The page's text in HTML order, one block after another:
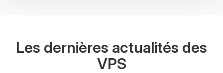
Les dernières actualités des
VPS